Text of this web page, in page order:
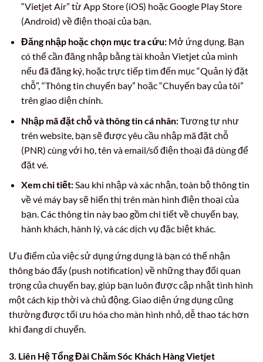
“Vietjet Air” từ App Store (iOS) hoặc Google Play Store
(Android) về điện thoại của bạn.
Đăng nhập hoặc chọn mục tra cứu:Mở ứng dụng. Bạn
có thể cần đăng nhập bằng tài khoản Vietjet của mình
nếu đã đăng ký, hoặc trực tiếp tìm đến mục “Quản lý đặt
chỗ”, “Thông tin chuyến bay” hoặc “Chuyến bay của tôi”
trên giao diện chính.
Nhập mã đặt chỗ và thông tin cá nhân:Tương tự như
trên website, bạn sẽ được yêu cầu nhập mã đặt chỗ
(PNR) cùng với họ, tên và email/số điện thoại đã dùng để
đặt vé.
Xem chi tiết:Sau khi nhập và xác nhận, toàn bộ thông tin
về vé máy bay sẽ hiển thị trên màn hình điện thoại của
bạn. Các thông tin này bao gồm chi tiết về chuyến bay,
hành khách, hành lý, và các dịch vụ đặc biệt khác.
Ưu điểm của việc sử dụng ứng dụng là bạn có thể nhận
thông báo đẩy (push notification) về những thay đổi quan
trọng của chuyến bay, giúp bạn luôn được cập nhật tình hình
một cách kịp thời và chủ động. Giao diện ứng dụng cũng
thường được tối ưu hóa cho màn hình nhỏ, dễ thao tác hơn
khi đang di chuyển.
3. Liên Hệ Tổng Đài Chăm Sóc Khách Hàng Vietjet